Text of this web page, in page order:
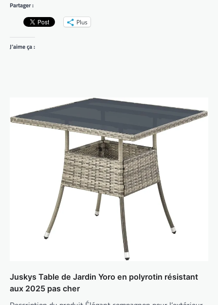
Partager :
Plus
J’aime ça :
Juskys Table de Jardin Yoro en polyrotin résistant
aux 2025 pas cher